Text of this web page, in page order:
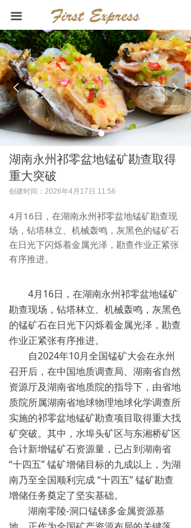
Taste the Bakery, the product of
Subway
尝百味烧烤,品人生百味
넳 넲
끀
首页
关于我们
烧烤海鲜
新闻中心
联系我们
湖南永州祁零盆地锰矿勘查取得
重大突破
创建时间： 2026年4月17日 11:56
4月16日，在湖南永州祁零盆地锰矿勘查现
场，钻塔林立、机械轰鸣，灰黑色的锰矿石
在日光下闪烁着金属光泽，勘查作业正紧张
有序推进。
4月16日，在湖南永州祁零盆地锰矿
勘查现场，钻塔林立、机械轰鸣，灰黑色
的锰矿石在日光下闪烁着金属光泽，勘查
作业正紧张有序推进。
自2024年10月全国锰矿大会在永州
召开后，在中国地质调查局、湖南省自然
资源厅及湖南省地质院的指导下，由省地
质院所属湖南省地球物理地球化学调查所
实施的祁零盆地锰矿勘查项目取得重大找
矿突破。其中，水埠头矿区与东湘桥矿区
合计新增锰矿石资源量，已占到湖南省
“十四五” 锰矿增储目标的九成以上，为湖
南乃至全国顺利完成 “十四五” 锰矿勘查
增储任务奠定了坚实基础。
湖南零陵-洞口锰锑多金属资源基